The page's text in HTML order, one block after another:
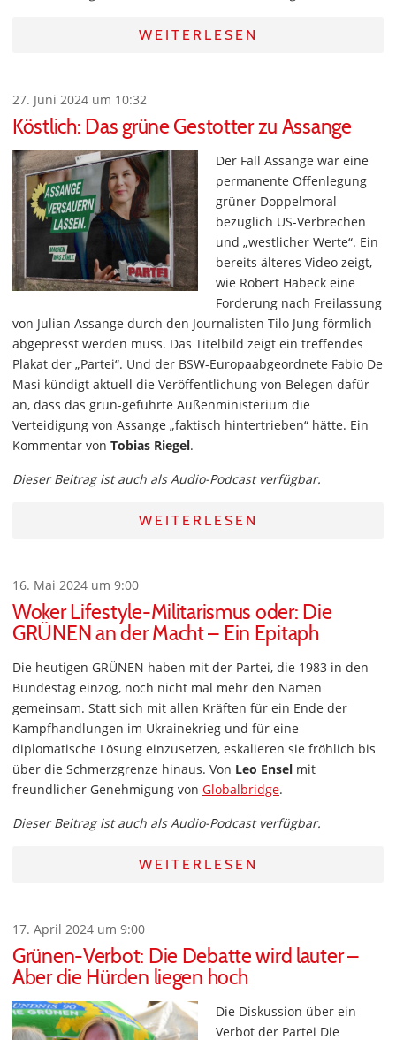
WEITERLESEN
27. Juni 2024 um 10:32
Köstlich: Das grüne Gestotter zu Assange
Der Fall Assange war eine
permanente Offenlegung
grüner Doppelmoral
bezüglich US-Verbrechen
und „westlicher Werte“. Ein
bereits älteres Video zeigt,
wie Robert Habeck eine
Forderung nach Freilassung
von Julian Assange durch den Journalisten Tilo Jung förmlich
abgepresst werden muss. Das Titelbild zeigt ein treffendes
Plakat der „Partei“. Und der BSW-Europaabgeordnete Fabio De
Masi kündigt aktuell die Veröffentlichung von Belegen dafür
an, dass das grün-geführte Außenministerium die
Verteidigung von Assange „faktisch hintertrieben“ hätte. Ein
Kommentar von Tobias Riegel.
Dieser Beitrag ist auch als Audio-Podcast verfügbar.
WEITERLESEN
16. Mai 2024 um 9:00
Woker Lifestyle-Militarismus oder: Die
GRÜNEN an der Macht – Ein Epitaph
Die heutigen GRÜNEN haben mit der Partei, die 1983 in den
Bundestag einzog, noch nicht mal mehr den Namen
gemeinsam. Statt sich mit allen Kräften für ein Ende der
Kampfhandlungen im Ukrainekrieg und für eine
diplomatische Lösung einzusetzen, eskalieren sie fröhlich bis
über die Schmerzgrenze hinaus. Von Leo Ensel mit
freundlicher Genehmigung von Globalbridge.
Dieser Beitrag ist auch als Audio-Podcast verfügbar.
WEITERLESEN
17. April 2024 um 9:00
Grünen-Verbot: Die Debatte wird lauter –
Aber die Hürden liegen hoch
Die Diskussion über ein
Verbot der Partei Die